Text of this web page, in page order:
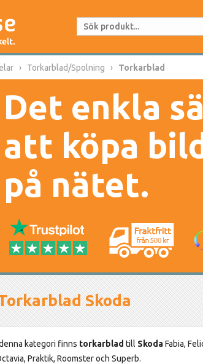
Torkarblad/Spolning Torkarblad
Det enkla
att köpa
på nätet.
Skoda
kategori finns torkarblad till SkodaFabia,
Praktik, Roomster och Superb.